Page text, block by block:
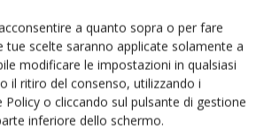
a quanto sopra o per fare
tue scelte saranno applicate solamente a
modificare le impostazioni in qualsiasi
il ritiro del consenso, utilizzando i
Policy o cliccando sul pulsante di gestione
inferiore dello schermo.
Il Contoterzista